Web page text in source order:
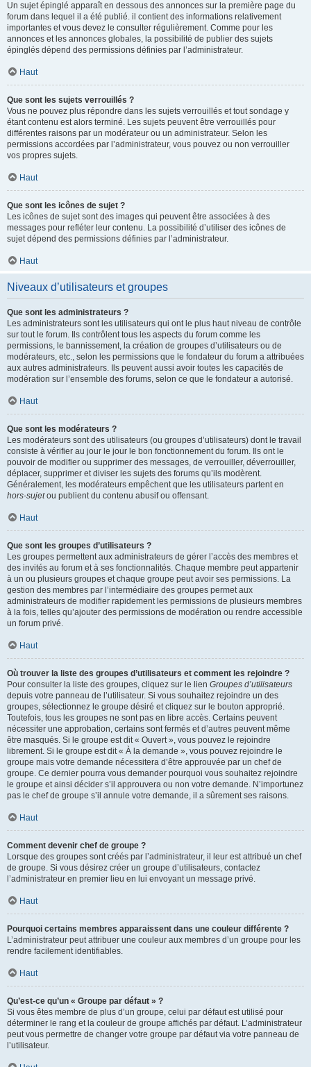
Un sujet épinglé apparaît en dessous des annonces sur la première page du
forum dans lequel il a été publié. il contient des informations relativement
importantes et vous devez le consulter régulièrement. Comme pour les
annonces et les annonces globales, la possibilité de publier des sujets
épinglés dépend des permissions définies par l’administrateur.
Haut
Que sont les sujets verrouillés ?
Vous ne pouvez plus répondre dans les sujets verrouillés et tout sondage y
étant contenu est alors terminé. Les sujets peuvent être verrouillés pour
différentes raisons par un modérateur ou un administrateur. Selon les
permissions accordées par l’administrateur, vous pouvez ou non verrouiller
vos propres sujets.
Haut
Que sont les icônes de sujet ?
Les icônes de sujet sont des images qui peuvent être associées à des
messages pour refléter leur contenu. La possibilité d’utiliser des icônes de
sujet dépend des permissions définies par l’administrateur.
Haut
Niveaux d’utilisateurs et groupes
Que sont les administrateurs ?
Les administrateurs sont les utilisateurs qui ont le plus haut niveau de contrôle
sur tout le forum. Ils contrôlent tous les aspects du forum comme les
permissions, le bannissement, la création de groupes d’utilisateurs ou de
modérateurs, etc., selon les permissions que le fondateur du forum a attribuées
aux autres administrateurs. Ils peuvent aussi avoir toutes les capacités de
modération sur l’ensemble des forums, selon ce que le fondateur a autorisé.
Haut
Que sont les modérateurs ?
Les modérateurs sont des utilisateurs (ou groupes d’utilisateurs) dont le travail
consiste à vérifier au jour le jour le bon fonctionnement du forum. Ils ont le
pouvoir de modifier ou supprimer des messages, de verrouiller, déverrouiller,
déplacer, supprimer et diviser les sujets des forums qu’ils modèrent.
Généralement, les modérateurs empêchent que les utilisateurs partent en
hors-sujetou publient du contenu abusif ou offensant.
Haut
Que sont les groupes d’utilisateurs ?
Les groupes permettent aux administrateurs de gérer l’accès des membres et
des invités au forum et à ses fonctionnalités. Chaque membre peut appartenir
à un ou plusieurs groupes et chaque groupe peut avoir ses permissions. La
gestion des membres par l’intermédiaire des groupes permet aux
administrateurs de modifier rapidement les permissions de plusieurs membres
à la fois, telles qu’ajouter des permissions de modération ou rendre accessible
un forum privé.
Haut
Où trouver la liste des groupes d’utilisateurs et comment les rejoindre ?
Pour consulter la liste des groupes, cliquez sur le lien Groupes d’utilisateurs
depuis votre panneau de l’utilisateur. Si vous souhaitez rejoindre un des
groupes, sélectionnez le groupe désiré et cliquez sur le bouton approprié.
Toutefois, tous les groupes ne sont pas en libre accès. Certains peuvent
nécessiter une approbation, certains sont fermés et d’autres peuvent même
être masqués. Si le groupe est dit « Ouvert », vous pouvez le rejoindre
librement. Si le groupe est dit « À la demande », vous pouvez rejoindre le
groupe mais votre demande nécessitera d’être approuvée par un chef de
groupe. Ce dernier pourra vous demander pourquoi vous souhaitez rejoindre
le groupe et ainsi décider s’il approuvera ou non votre demande. N’importunez
pas le chef de groupe s’il annule votre demande, il a sûrement ses raisons.
Haut
Comment devenir chef de groupe ?
Lorsque des groupes sont créés par l’administrateur, il leur est attribué un chef
de groupe. Si vous désirez créer un groupe d’utilisateurs, contactez
l’administrateur en premier lieu en lui envoyant un message privé.
Haut
Pourquoi certains membres apparaissent dans une couleur différente ?
L’administrateur peut attribuer une couleur aux membres d’un groupe pour les
rendre facilement identifiables.
Haut
Qu’est-ce qu’un « Groupe par défaut » ?
Si vous êtes membre de plus d’un groupe, celui par défaut est utilisé pour
déterminer le rang et la couleur de groupe affichés par défaut. L’administrateur
peut vous permettre de changer votre groupe par défaut via votre panneau de
l’utilisateur.